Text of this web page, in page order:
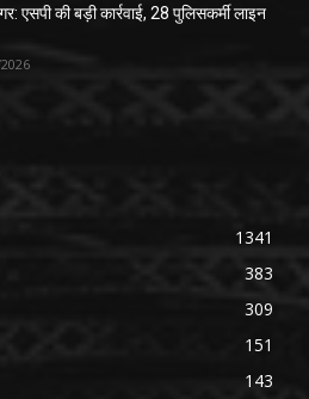
एसपी की बड़ी कार्रवाई, 28 पुलिसकर्मी लाइन
1341
383
309
151
143